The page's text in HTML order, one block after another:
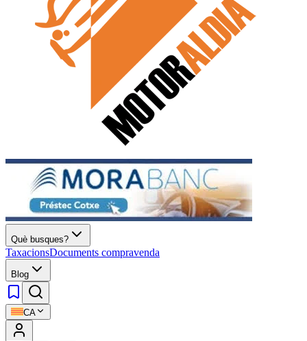
Què busques?
TaxacionsDocuments compravenda
Blog
CA